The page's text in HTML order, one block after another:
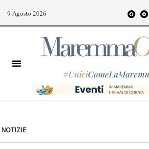
9 Agosto 2026
#Unici
NOTIZIE